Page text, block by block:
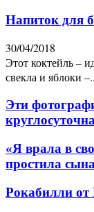
Напиток для
30/04/2018
Этот коктейль –
свекла и яблоки
Эти
«Я врала в
простила
Рокабилли